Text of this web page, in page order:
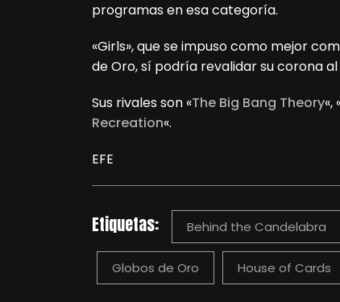
programas en esa categoría.
«Girls», que se impuso como mejor
de Oro, sí podría revalidar su corona
Sus rivales son «The Big Bang Theory«,
Recreation«.
EFE
Etiquetas: Behind the Candelabra
Globos de Oro House of Cards